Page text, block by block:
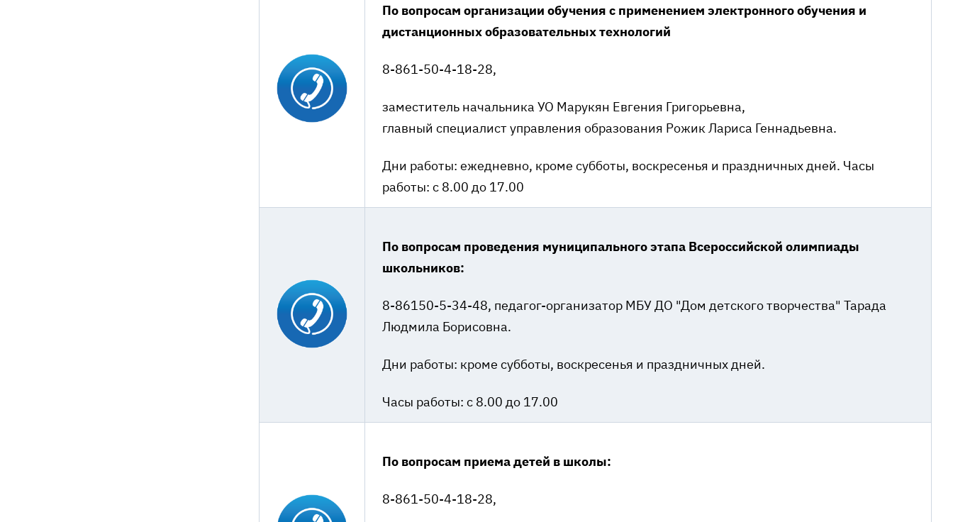
По вопросам организации обучения с применением электронного обучения и
дистанционных образовательных технологий
8-861-50-4-18-28,
заместитель начальника УО Марукян Евгения Григорьевна,
главный специалист управления образования Рожик Лариса Геннадьевна.
Дни работы: ежедневно, кроме субботы, воскресенья и праздничных дней. Часы
работы: с 8.00 до 17.00
По вопросам проведения муниципального этапа Всероссийской олимпиады
школьников:
8-86150-5-34-48, педагог-организатор МБУ ДО "Дом детского творчества" Тарада
Людмила Борисовна.
Дни работы: кроме субботы, воскресенья и праздничных дней.
Часы работы: с 8.00 до 17.00
По вопросам приема детей в школы:
8-861-50-4-18-28,